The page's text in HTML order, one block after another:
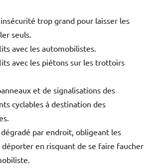
trop grand pour laisser les
seuls.
avec les automobilistes.
avec les piétons sur les trottoirs
et de signalisations des
cyclables à destination des
par endroit, obligeant les
déporter en risquant de se faire faucher